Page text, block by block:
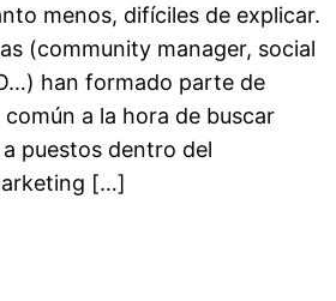
menos, difíciles de explicar.
(community manager, social
han formado parte de
a la hora de buscar
puestos dentro del
[…]